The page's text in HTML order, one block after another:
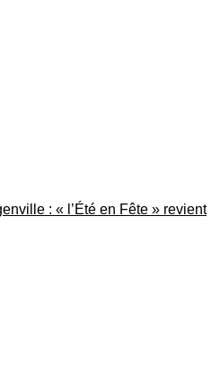
: « l’Été en Fête » revient